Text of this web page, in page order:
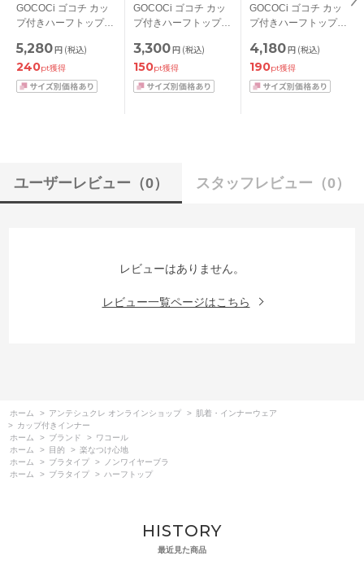
GOCOCi ゴコチ カッ
プ付きハーフトップ
5,280円 (税込)
240pt獲得
GOCOCi ゴコチ カッ
プ付きハーフトップ
3,300円 (税込)
150pt獲得
GOCOCi ゴコチ カッ
プ付きハーフトップ
4,180円 (税込)
190pt獲得
ユーザーレビュー （0） スタッフレビュー （0）
レビューはありません。
レビュー一覧ページはこちら
ホーム > アンテシュクレ オンラインショップ >
肌着・インナーウェア
> カップ付きインナー
ホーム
> ブランド > ワコール
ホーム
> 目的 > 楽なつけ心地
ホーム
> ブラタイプ >
ノンワイヤーブラ
ホーム
> ブラタイプ > ハーフトップ
HISTORY
最近見た商品